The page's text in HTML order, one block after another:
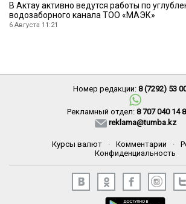
В Актау активно ведутся работы по
водозаборного канала ТОО «МАЭК»
6 Августа 11:21
Номер редакции: 8 (7292) 53
Рекламный отдел: 8 707 040 14
reklama@tumba.kz
Курсы валют · Комментарии ·
Конфиденциальность